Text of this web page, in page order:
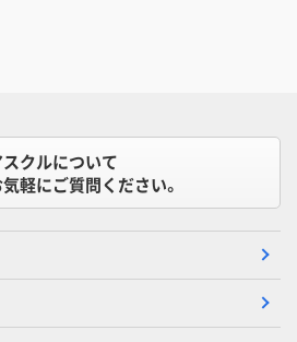
スクルについて
軽にご質問ください。